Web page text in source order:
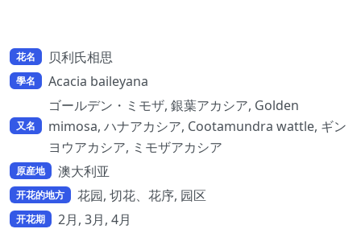
花名 贝利氏相思
學名 Acacia baileyana
又名
ゴールデン・ミモザ, 銀葉アカシア, Golden
mimosa, ハナアカシア, Cootamundra wattle, ギン
ヨウアカシア, ミモザアカシア
原産地 澳大利亚
开花的地方 花园, 切花、花序, 园区
开花期 2月, 3月, 4月